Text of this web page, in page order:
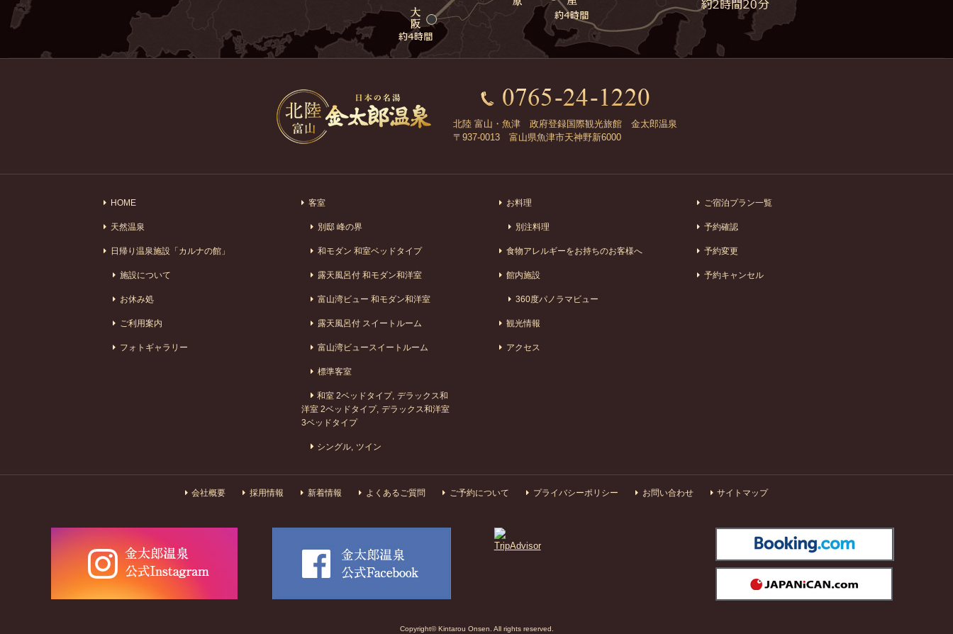
北陸 富山・魚津 政府登録国際観光旅館 金太郎温泉
〒937-0013 富山県魚津市天神野新6000
HOME
天然温泉
日帰り温泉施設「カルナの館」
施設について
お休み処
ご利用案内
フォトギャラリー
客室
別邸 峰の界
和モダン 和室ベッドタイプ
露天風呂付 和モダン和洋室
富山湾ビュー 和モダン和洋室
露天風呂付 スイートルーム
富山湾ビュースイートルーム
標準客室
和室 2ベッドタイプ デラックス和
洋室 2ベッドタイプ デラックス和洋室
3ベッドタイプ
シングル ツイン
お料理
別注料理
食物アレルギーをお持ちのお客様へ
館内施設
360度パノラマビュー
観光情報
アクセス
ご宿泊プラン一覧
予約確認
予約変更
予約キャンセル
会社概要 採用情報 新着情報 よくあるご質問 ご予約について プライバシーポリシー お問い合わせ サイトマップ
Copyright© Kintarou Onsen. All rights reserved.